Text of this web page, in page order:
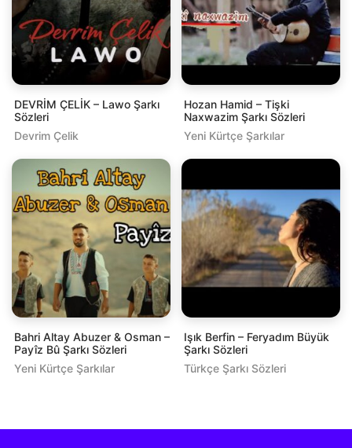
DEVRİM ÇELİK – Lawo Şarkı
Sözleri
Devrim Çelik
Hozan Hamid – Tişki
Naxwazim Şarkı Sözleri
Yeni Kürtçe Şarkılar
Bahri Altay Abuzer & Osman –
Payîz Bû Şarkı Sözleri
Yeni Kürtçe Şarkılar
Işık Berfin – Feryadım Büyük
Şarkı Sözleri
Türkçe Şarkı Sözleri